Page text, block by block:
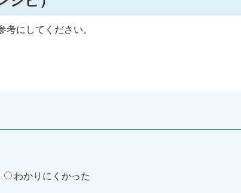
にしてください。
わかりにくかった